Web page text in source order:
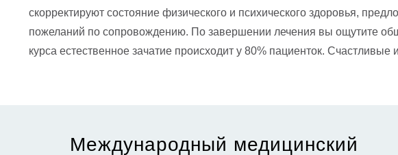
скорректируют состояние физического и психического здоровья,
пожеланий по сопровождению. По завершении лечения вы ощутите
курса естественное зачатие происходит у 80% пациенток.
Международный медицинский